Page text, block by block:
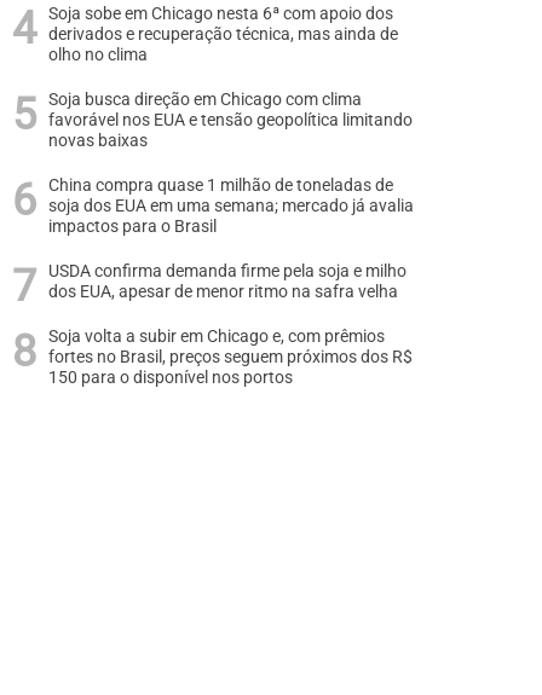
Soja sobe em Chicago nesta 6ª com apoio dos
derivados e recuperação técnica, mas ainda de
olho no clima
Soja busca direção em Chicago com clima
favorável nos EUA e tensão geopolítica limitando
novas baixas
China compra quase 1 milhão de toneladas de
soja dos EUA em uma semana; mercado já avalia
impactos para o Brasil
USDA confirma demanda firme pela soja e milho
dos EUA, apesar de menor ritmo na safra velha
Soja volta a subir em Chicago e, com prêmios
fortes no Brasil, preços seguem próximos dos R$
150 para o disponível nos portos